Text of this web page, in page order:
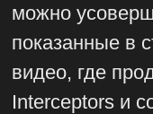
можно
показанные в
видео, где
Interceptors и